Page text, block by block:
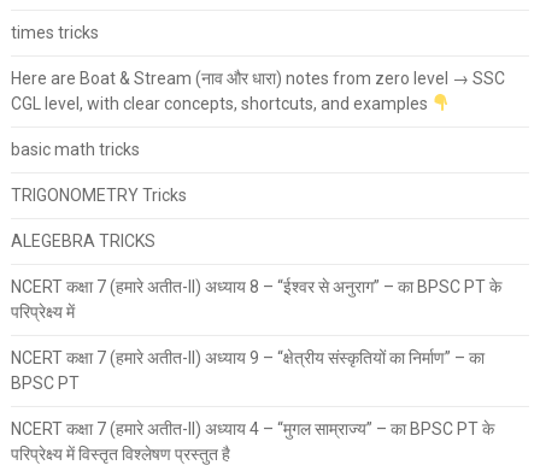
times tricks
Here are Boat & Stream (नाव और धारा) notes from zero level → SSC
CGL level, with clear concepts, shortcuts, and examples
basic math tricks
TRIGONOMETRY Tricks
ALEGEBRA TRICKS
NCERT कक्षा 7 (हमारे अतीत-II) अध्याय 8 – “ईश्वर से अनुराग” – का BPSC PT के
परिप्रेक्ष्य में
NCERT कक्षा 7 (हमारे अतीत-II) अध्याय 9 – “क्षेत्रीय संस्कृतियों का निर्माण” – का
BPSC PT
NCERT कक्षा 7 (हमारे अतीत-II) अध्याय 4 – “मुगल साम्राज्य” – का BPSC PT के
परिप्रेक्ष्य में विस्तृत विश्लेषण प्रस्तुत है